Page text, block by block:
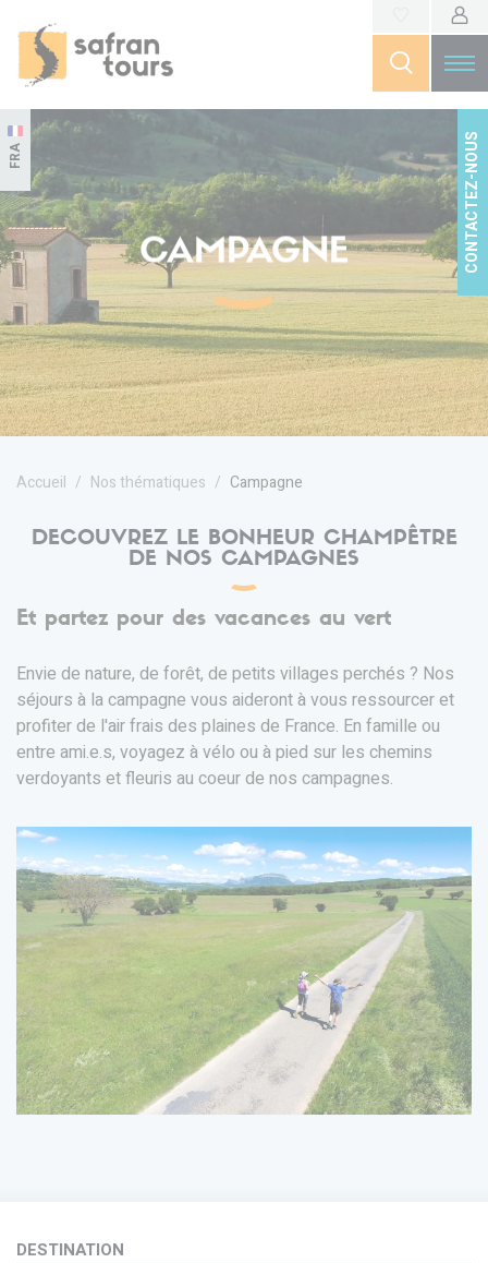
FRA CONTACTEZ-NOUS
CAMPAGNE
Accueil Nos thématiques Campagne
DECOUVREZ LE BONHEUR CHAMPÊTRE
DE NOS CAMPAGNES
Et partez pour des vacances au vert
Envie de nature, de forêt, de petits villages perchés ? Nos
séjours à la campagne vous aideront à vous ressourcer et
profiter de l'air frais des plaines de France. En famille ou
entre ami.e.s, voyagez à vélo ou à pied sur les chemins
verdoyants et fleuris au coeur de nos campagnes.
DESTINATION